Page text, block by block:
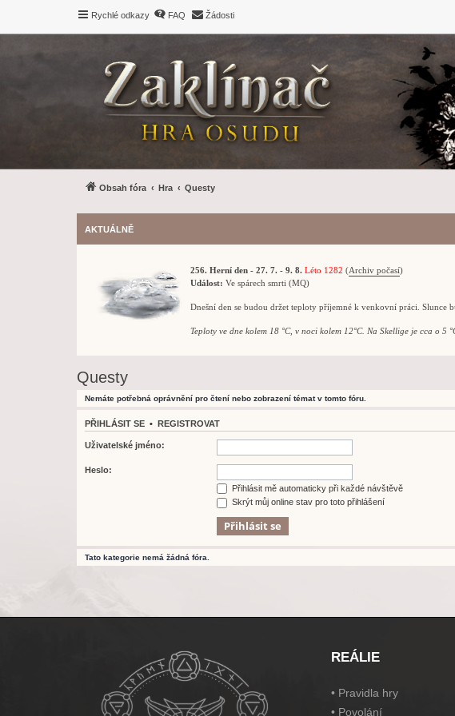
Rychlé odkazy FAQ Žádosti
Obsah fóra Hra Questy
AKTUÁLNĚ
256. Herní den - 27. 7. - 9. 8. Léto 1282 (Archiv počasí)
Událost: Ve spárech smrti (MQ)
Dnešní den se budou držet teploty příjemné k venkovní práci. Slunce
Teploty ve dne kolem 18 °C, v noci kolem 12°C. Na Skellige je cca o 5
Questy
Nemáte potřebná oprávnění pro čtení nebo zobrazení témat v tomto fóru.
PŘIHLÁSIT SE • REGISTROVAT
Uživatelské jméno:
Heslo:
Přihlásit mě automaticky při každé návštěvě
Skrýt můj online stav pro toto přihlášení
Tato kategorie nemá žádná fóra.
REÁLIE
• Pravidla hry
• Povolání